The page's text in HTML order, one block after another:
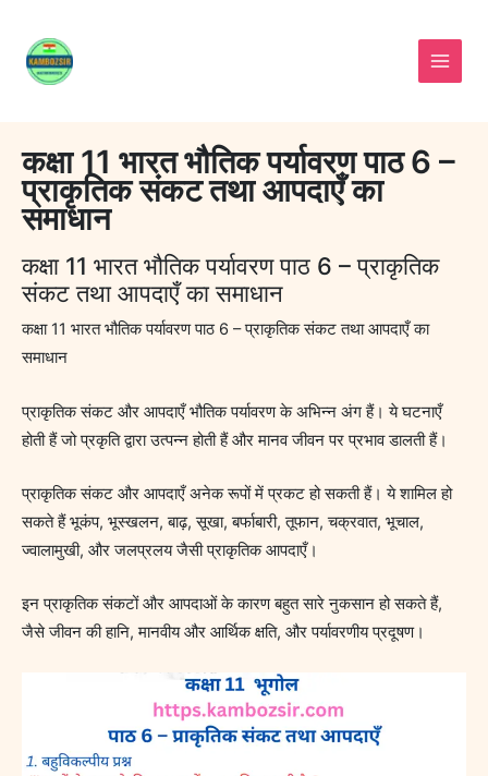
content
कक्षा 11 भारत भौतिक पर्यावरण पाठ 6 –
प्राकृतिक संकट तथा आपदाएँ का
समाधान
कक्षा 11 भारत भौतिक पर्यावरण पाठ 6 – प्राकृतिक
संकट तथा आपदाएँ का समाधान
कक्षा 11 भारत भौतिक पर्यावरण पाठ 6 – प्राकृतिक संकट तथा आपदाएँ का
समाधान
प्राकृतिक संकट और आपदाएँ भौतिक पर्यावरण के अभिन्न अंग हैं। ये घटनाएँ
होती हैं जो प्रकृति द्वारा उत्पन्न होती हैं और मानव जीवन पर प्रभाव डालती हैं।
प्राकृतिक संकट और आपदाएँ अनेक रूपों में प्रकट हो सकती हैं। ये शामिल हो
सकते हैं भूकंप, भूस्खलन, बाढ़, सूखा, बर्फाबारी, तूफान, चक्रवात, भूचाल,
ज्वालामुखी, और जलप्रलय जैसी प्राकृतिक आपदाएँ।
इन प्राकृतिक संकटों और आपदाओं के कारण बहुत सारे नुकसान हो सकते हैं,
जैसे जीवन की हानि, मानवीय और आर्थिक क्षति, और पर्यावरणीय प्रदूषण।